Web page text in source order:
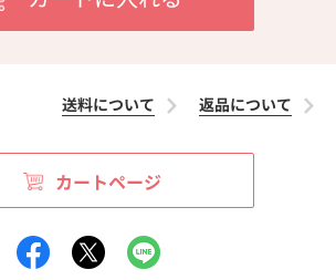
送料について 返品について
カートページ